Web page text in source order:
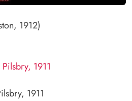
1912)
1911